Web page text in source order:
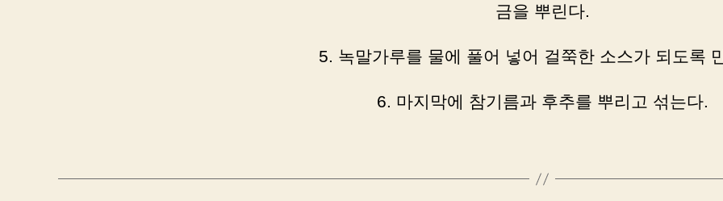
금을 뿌린다.
5. 녹말가루를 물에 풀어 넣어 걸쭉한 소스가 되도록
6. 마지막에 참기름과 후추를 뿌리고 섞는다.